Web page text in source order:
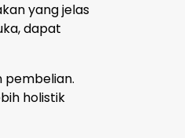
yang jelas
dapat
pembelian.
holistik